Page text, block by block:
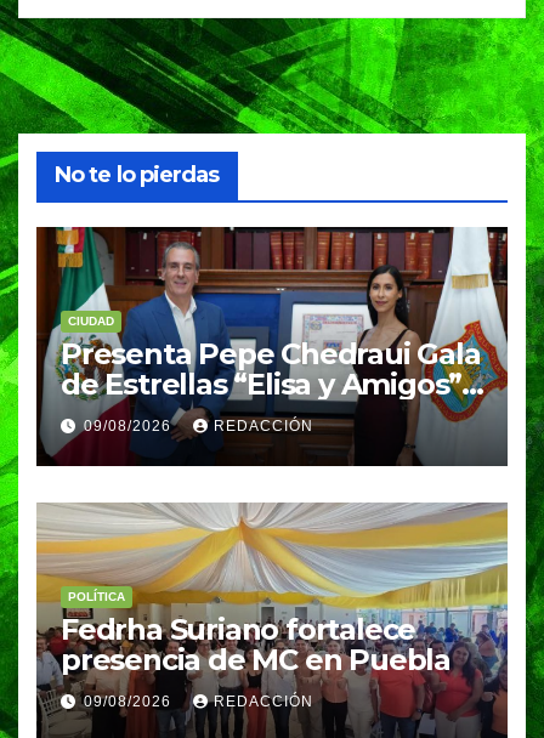
No te lo pierdas
CIUDAD
Presenta Pepe Chedraui Gala
de Estrellas “Elisa y Amigos”
para fortalecer el acceso a la
cultura en Puebla capital
09/08/2026 REDACCIÓN
POLÍTICA
Fedrha Suriano fortalece
presencia de MC en Puebla
09/08/2026 REDACCIÓN